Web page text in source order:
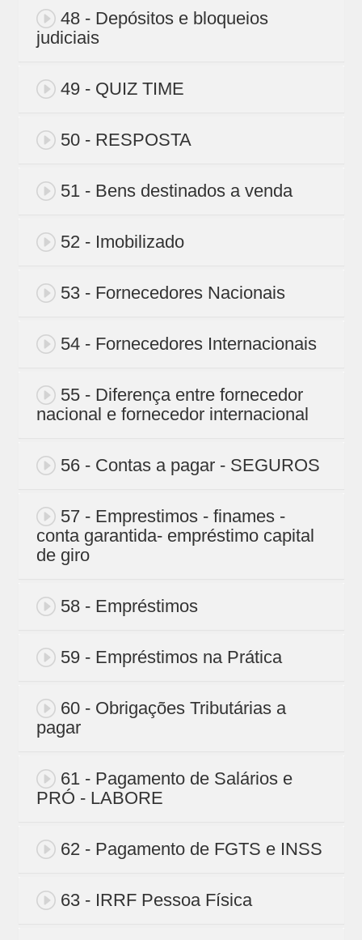
48 - Depósitos e bloqueios
judiciais
49 - QUIZ TIME
50 - RESPOSTA
51 - Bens destinados a venda
52 - Imobilizado
53 - Fornecedores Nacionais
54 - Fornecedores Internacionais
55 - Diferença entre fornecedor
nacional e fornecedor internacional
56 - Contas a pagar - SEGUROS
57 - Emprestimos - finames -
conta garantida- empréstimo capital
de giro
58 - Empréstimos
59 - Empréstimos na Prática
60 - Obrigações Tributárias a
pagar
61 - Pagamento de Salários e
PRÓ - LABORE
62 - Pagamento de FGTS e INSS
63 - IRRF Pessoa Física